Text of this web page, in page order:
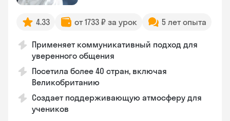
4.33 от 1733 ₽ за урок 5 лет опыта
Применяет коммуникативный подход для
уверенного общения
Посетила более 40 стран, включая
Великобританию
Создает поддерживающую атмосферу для
учеников